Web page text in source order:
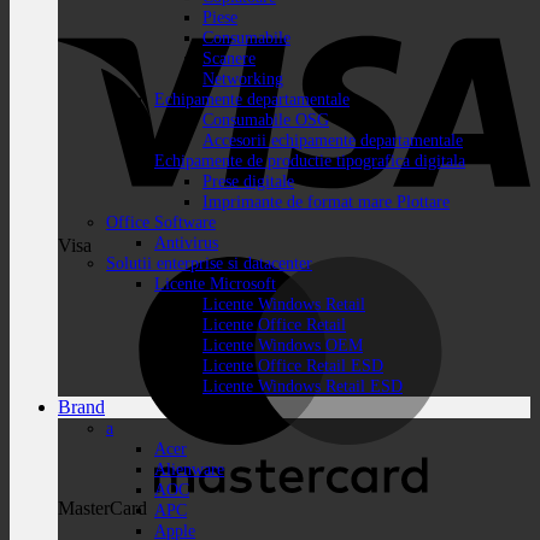
Visa
MasterCard
Piese
Consumabile
Scanere
Networking
Echipamente departamentale
Consumabile OSG
Accesorii echipamente departamentale
Echipamente de productie tipografica digitala
Prese digitale
Imprimante de format mare Plottare
Office Software
Antivirus
Solutii enterprise si datacenter
Licente Microsoft
Licente Windows Retail
Licente Office Retail
Licente Windows OEM
Licente Office Retail ESD
Licente Windows Retail ESD
Brand
a
Acer
Alienware
AOC
APC
Apple